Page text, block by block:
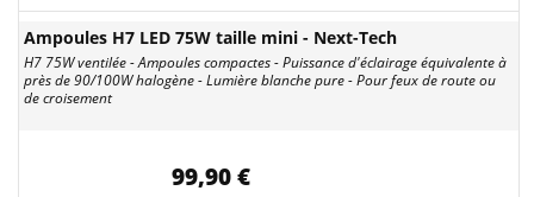
Ampoules H7 LED 75W taille mini - Next-Tech
H7 75W ventilée - Ampoules compactes - Puissance d'éclairage équivalente à
près de 90/100W halogène - Lumière blanche pure - Pour feux de route ou
de croisement
99,90 €